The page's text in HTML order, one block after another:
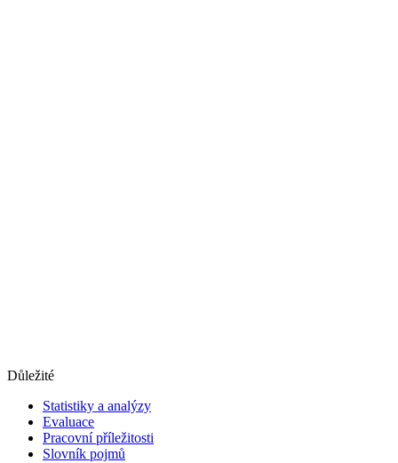
Důležité
Statistiky a analýzy
Evaluace
Pracovní příležitosti
Slovník pojmů